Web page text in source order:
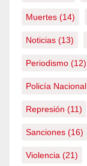
Muertes (14)
Noticias (13)
Periodismo (12)
Policía Nacional
Represión (11)
Sanciones (16)
Violencia (21)